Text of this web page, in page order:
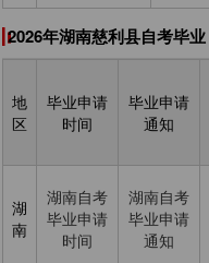
2026年湖南慈利县自考毕业
地
区
毕业申请
时间
毕业申请
通知
湖
南
湖南自考
毕业申请
时间
湖南自考
毕业申请
通知